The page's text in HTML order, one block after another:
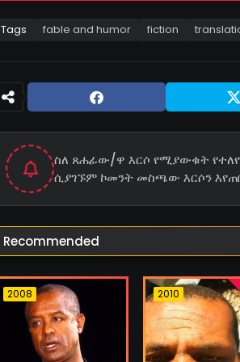
Tags fable and humor fiction
ስለ ጸሐፊው/ዋ እርሶ የሚያውቁት የተለየ
ሲያገኙም ኮመንት መስጫው እርሶን
Recommended
2008 2010